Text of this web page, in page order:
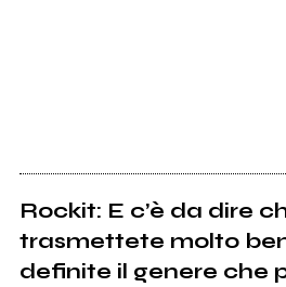
Rockit: E c’è da dire
trasmettete molto
definite il genere che